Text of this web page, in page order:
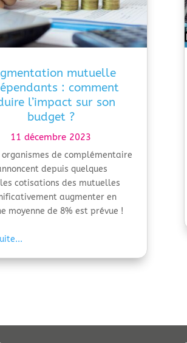
mutuelle
: comment
l’impact sur son
budget ?
11 décembre 2023
organismes de complémentaire
depuis quelques
cotisations des mutuelles
augmenter en
moyenne de 8% est prévue !